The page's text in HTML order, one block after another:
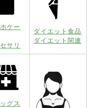
ケー
サリ
ダイエット食品
ダイエット関連
グス